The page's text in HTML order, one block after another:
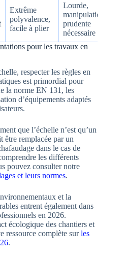
Extrême
polyvalence,
facile à plier
Lourde,
manipulation
prudente
nécessaire
pour les travaux en
respecter les règles en
est primordial pour
la norme EN 131, les
d’équipements adaptés
que l’échelle n’est qu’un
être remplacée par un
dans le cas de
les différents
pouvez consulter notre
et leurs normes.
et la
entrent également dans
en 2026.
écologique des chantiers et
ressource complète surles
.